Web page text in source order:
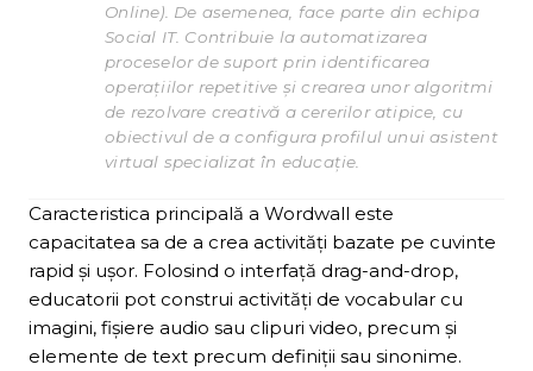
Online). De asemenea, face parte din echipa
Social IT. Contribuie la automatizarea
proceselor de suport prin identificarea
operațiilor repetitive și crearea unor algoritmi
de rezolvare creativă a cererilor atipice, cu
obiectivul de a configura profilul unui asistent
virtual specializat în educație.
Caracteristica principală a Wordwall este
capacitatea sa de a crea activități bazate pe cuvinte
rapid și ușor. Folosind o interfață drag-and-drop,
educatorii pot construi activități de vocabular cu
imagini, fișiere audio sau clipuri video, precum și
elemente de text precum definiții sau sinonime.